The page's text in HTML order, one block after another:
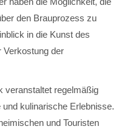
den Brauprozess zu
in die Kunst des
Verkostung der
veranstaltet regelmäßig
kulinarische Erlebnisse.
und Touristen